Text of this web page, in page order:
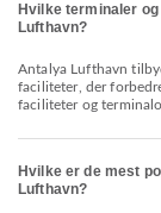
Hvilke terminaler
Lufthavn?
Antalya Lufthavn tilbyder Spisning, Toldfri butik, Bederum og mange andre
faciliteter, der
faciliteter og
Hvilke er de mest
Lufthavn?